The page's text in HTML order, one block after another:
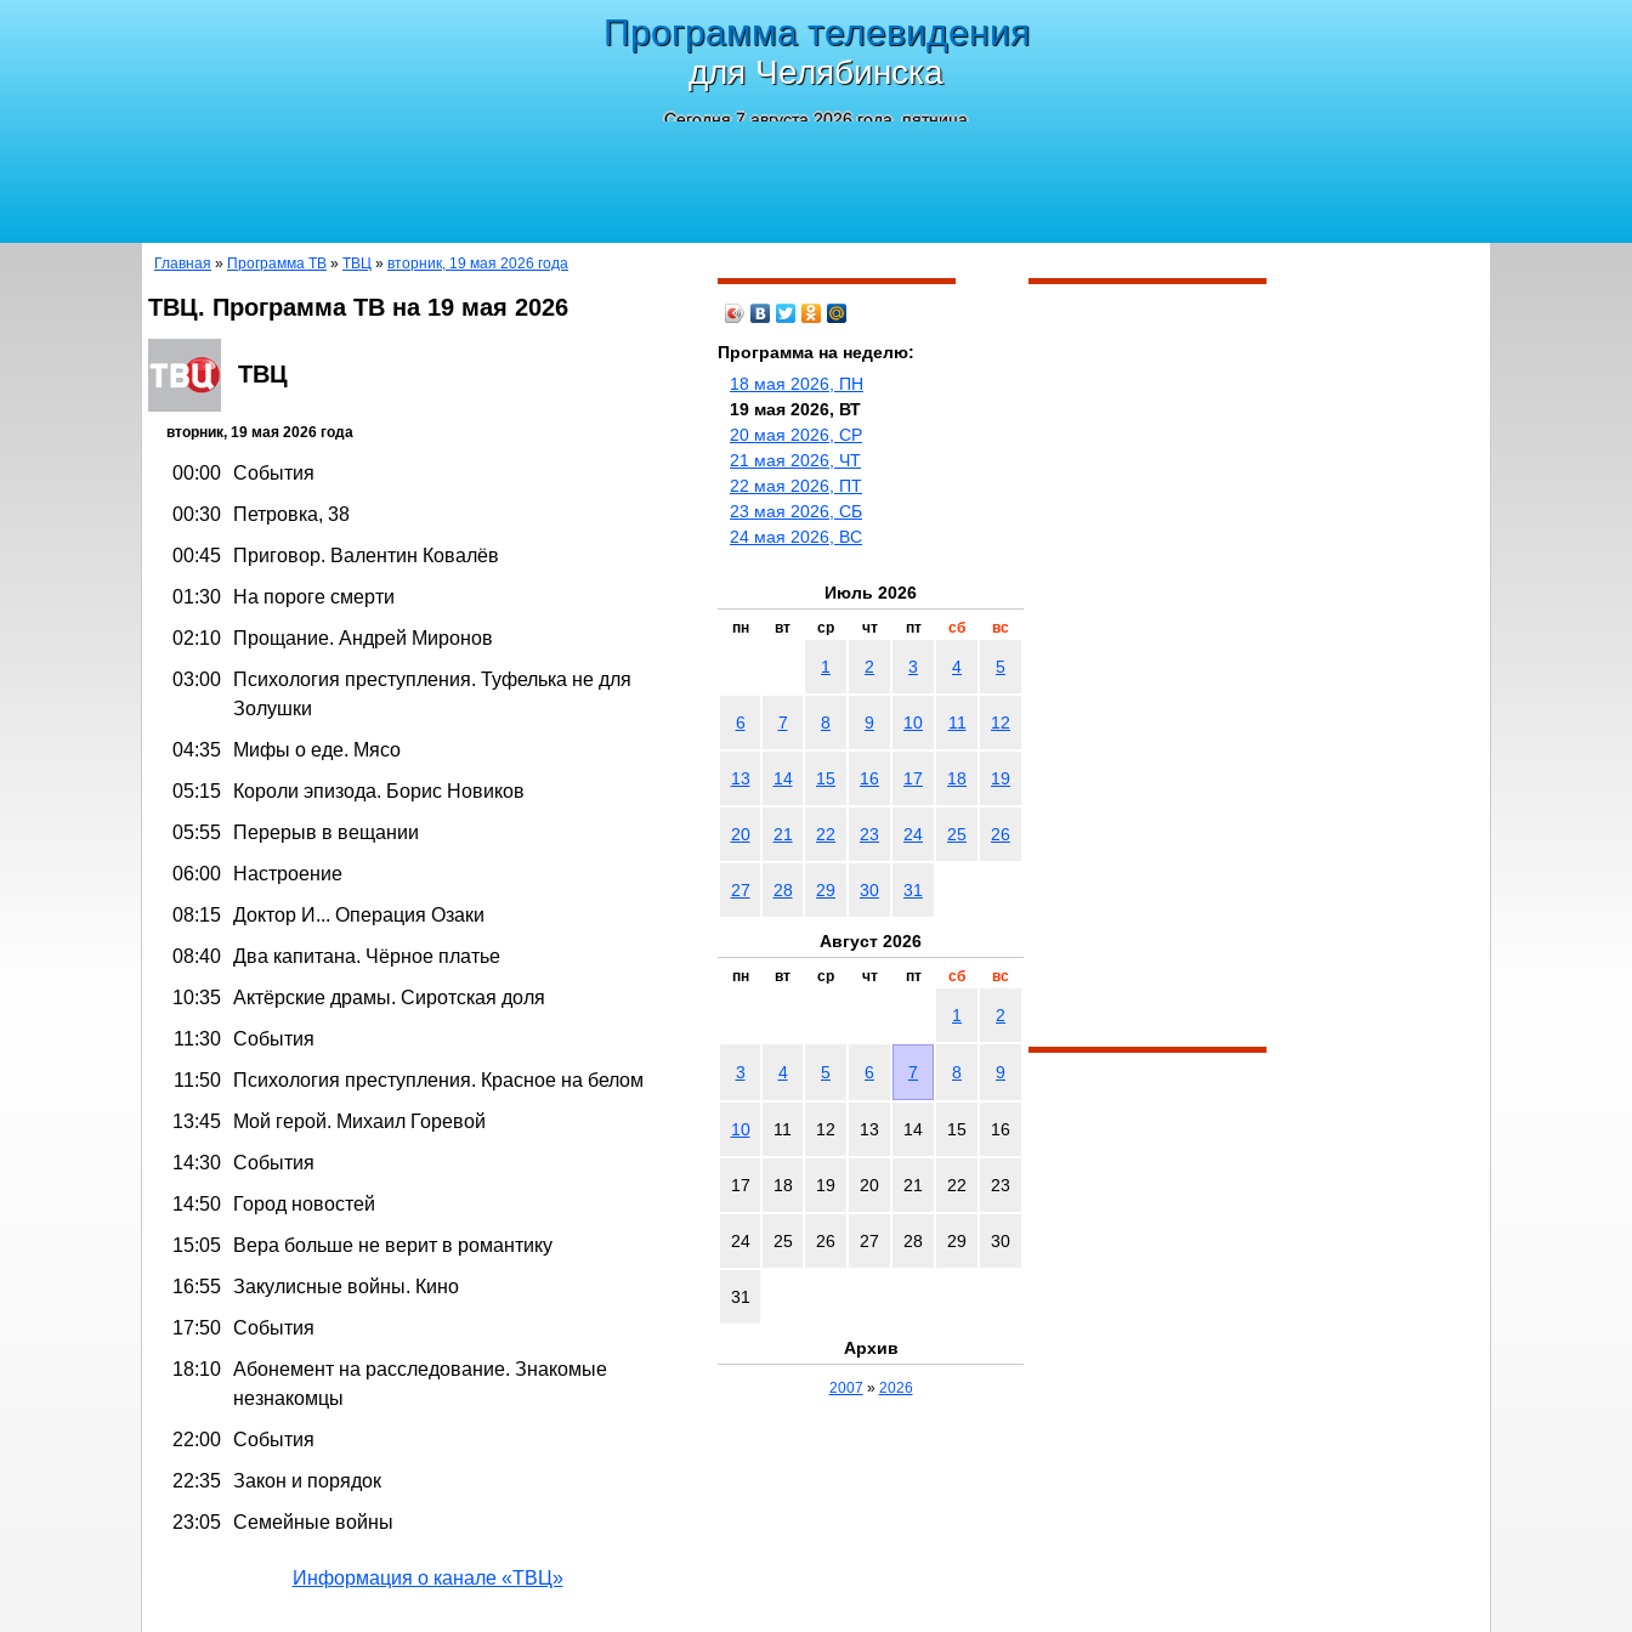
Программа телевидения
для Челябинска
Сегодня 7 августа 2026 года, пятница
Главная » Программа ТВ » ТВЦ » вторник, 19 мая 2026 года
ТВЦ. Программа ТВ на 19 мая 2026
ТВЦ
вторник, 19 мая 2026 года
00:00 События
00:30
Петровка, 38
00:45
Приговор. Валентин Ковалёв
01:30
На пороге смерти
02:10
Прощание. Андрей Миронов
03:00
Психология преступления. Туфелька не для
Золушки
04:35
Мифы о еде. Мясо
05:15
Короли эпизода. Борис Новиков
05:55
Перерыв в вещании
06:00
Настроение
08:15 Доктор И... Операция Озаки
08:40 Два капитана. Чёрное платье
10:35 Актёрские драмы. Сиротская доля
11:30 События
11:50
Психология преступления. Красное на белом
13:45
Мой герой. Михаил Горевой
14:30 События
14:50
Город новостей
15:05
Вера больше не верит в романтику
16:55 Закулисные войны. Кино
17:50 События
18:10 Абонемент на расследование. Знакомые
незнакомцы
22:00 События
22:35 Закон и порядок
23:05 Семейные войны
Информация о канале «ТВЦ»
Программа на неделю:
18 мая 2026, ПН
19 мая 2026, ВТ
20 мая 2026, СР
21 мая 2026, ЧТ
22 мая 2026, ПТ
23 мая 2026, СБ
24 мая 2026, ВС
Июль 2026
пн вт ср чт пт сб вс
1 2 3 4 5
6 7 8 9 10 11 12
13 14 15 16 17 18 19
20 21 22 23 24 25 26
27 28 29 30 31
Август 2026
пн вт ср чт пт сб вс
1 2
3 4 5 6 7 8 9
10 11 12 13 14 15 16
17 18 19 20 21 22 23
24 25 26 27 28 29 30
31
Архив
2007 » 2026